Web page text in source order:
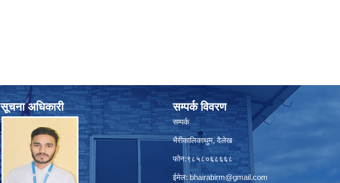
सूचना अधिकारी सम्पर्क विवरण
सम्पर्क
भैरीकालिकाथुम, दैलेख
फोन:९८५८०६८६६८
ईमेल: bhairabirm@gmail.com